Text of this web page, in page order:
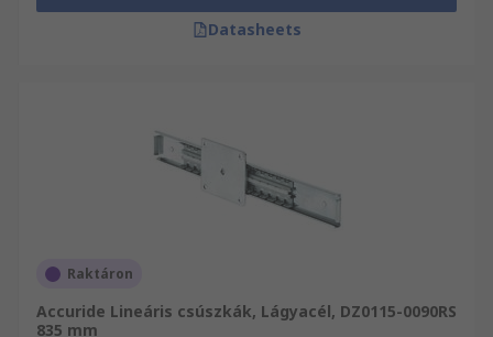
Datasheets
Raktáron
Accuride Lineáris csúszkák, Lágyacél, DZ0115-0090RS
835 mm